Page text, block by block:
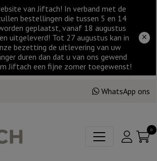
van Jiftach! In verband met de
bestellingen die tussen 5 en 14
geplaatst, vanaf 18 augustus
uitgeleverd! Tot 27 augustus kan in
bezetting de uitlevering van uw
duren dan dat u van ons gewend
Jiftach een fijne zomer toegewenst!
WhatsApp ons
0